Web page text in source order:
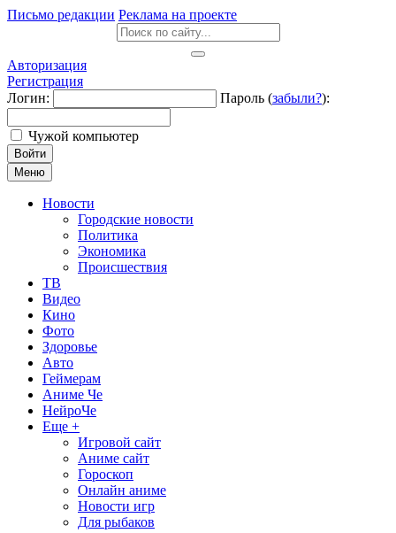
Письмо редакции Реклама на проекте
Авторизация
Регистрация
Логин:
Пароль (забыли?):
Чужой компьютер
Войти
Меню
Новости
Городские новости
Политика
Экономика
Происшествия
ТВ
Видео
Кино
Фото
Здоровье
Авто
Геймерам
Аниме Че
НейроЧе
Еще +
Игровой сайт
Аниме сайт
Гороскоп
Онлайн аниме
Новости игр
Для рыбаков